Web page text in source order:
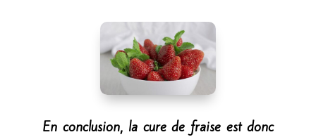
En conclusion, la cure de fraise est donc